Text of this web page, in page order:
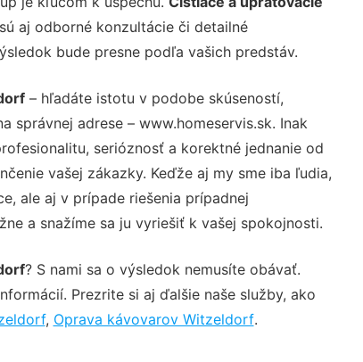
aj odborné konzultácie či detailné
bude presne podľa vašich predstáv.
– hľadáte istotu v podobe skúseností,
správnej adrese – www.homeservis.sk. Inak
serióznosť a korektné jednanie od
vašej zákazky. Keďže aj my sme iba ľudia,
ale aj v prípade riešenia prípadnej
a snažíme sa ju vyriešiť k vašej spokojnosti.
? S nami sa o výsledok nemusíte obávať.
Prezrite si aj ďalšie naše služby, ako
, Oprava kávovarov Witzeldorf.